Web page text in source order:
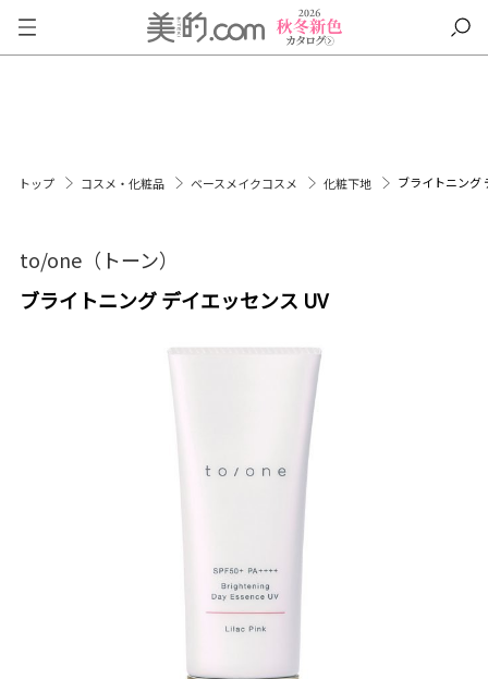
トップ コスメ・化粧品 ベースメイクコスメ 化粧下地 ブライトニング
to/one（トーン）
ブライトニング デイエッセンス UV